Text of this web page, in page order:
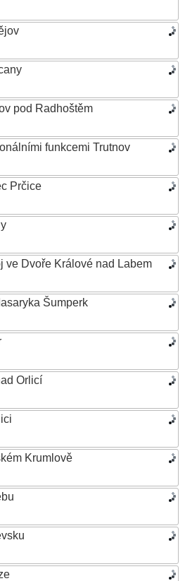
pod Radhoštěm
funkcemi Trutnov
Prčice
ve Dvoře Králové nad Labem
Šumperk
Orlicí
Krumlově